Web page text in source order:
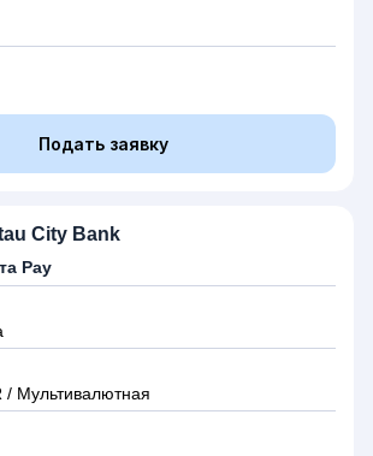
Подать заявку
City Bank
Pay
/ Мультивалютная